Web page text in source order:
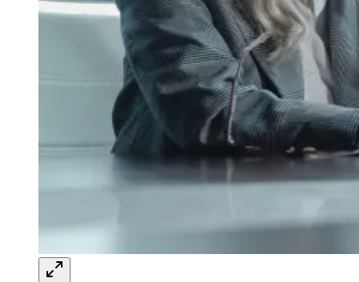
Negócios Regionais
Turismo
Segurança Regional
Hospitais Estaduais
Parques & Represas
Osasco CarapicuíbaJandira ItapeviCotiaPirapora
Araçariguama CaieirasFranco da
Francisco Morato Taboão da Serra Embu das Artes
São Roque
Para Sua Empresa
Hub de Negócios
Selo Verificado
Portal Educacional